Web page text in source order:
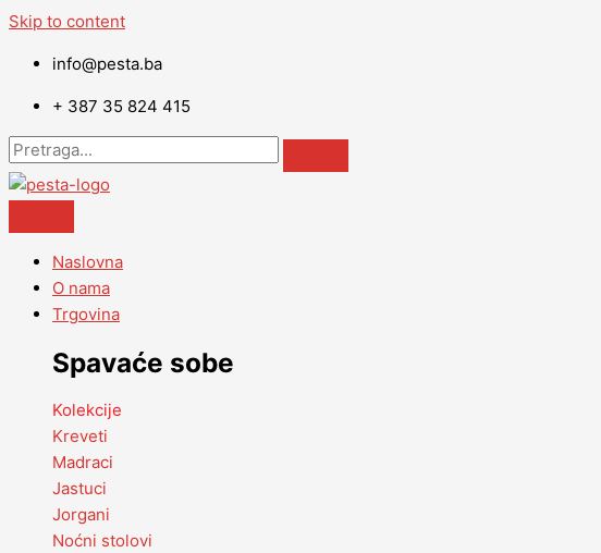
Skip to content
info@pesta.ba
+ 387 35 824 415
Naslovna
O nama
Trgovina
Spavaće sobe
Kolekcije
Kreveti
Madraci
Jastuci
Jorgani
Noćni stolovi